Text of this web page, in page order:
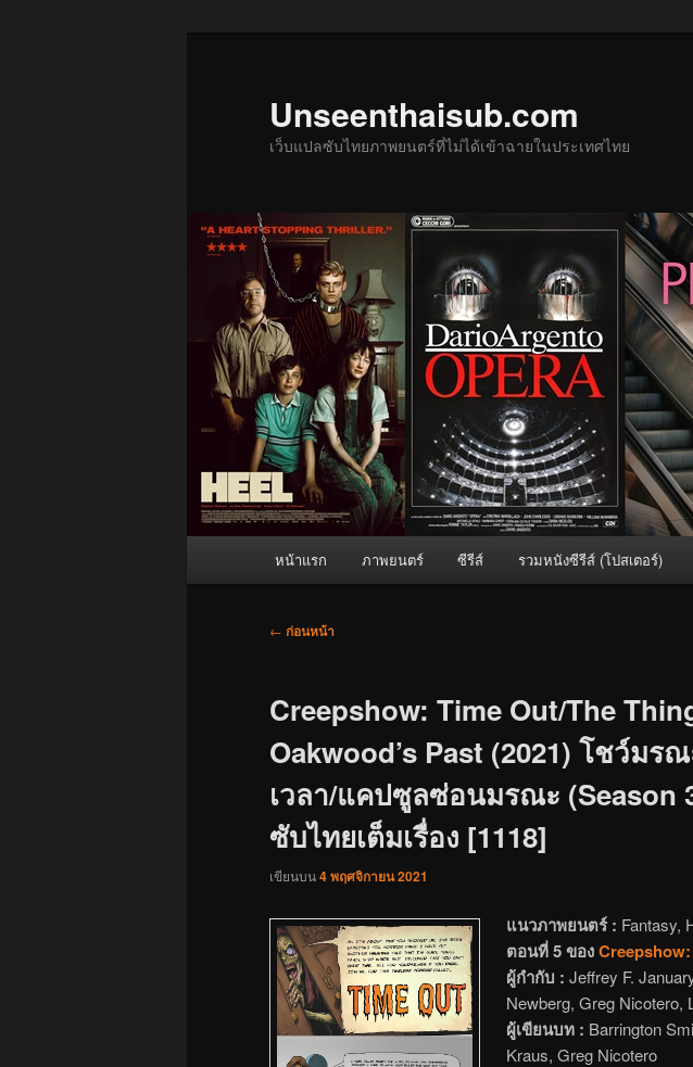
Unseenthaisub.com
เว็บแปลซับไทยภาพยนตร์ที่ไม่ได้เข้าฉายในประเทศไทย
หน้าแรก ภาพยนตร์ ซีรีส์ รวมหนังซีรีส์ (โปสเตอร์)
เมนู
← ก่อนหน้า
Creepshow: Time Out/The
Oakwood’s Past (2021) โชว์มร
เวลา/แคปซูลซ่อนมรณะ (Season
ซับไทยเต็มเรื่อง [1118]
เขียนบน4 พฤศจิกายน 2021
แนวภาพยนตร์ : Fantasy,
ตอนที่ 5 ของ
ผู้กำกับ : Jeffrey F.
Newberg, Greg Nicotero,
ผู้เขียนบท : Barrington
Kraus, Greg Nicotero